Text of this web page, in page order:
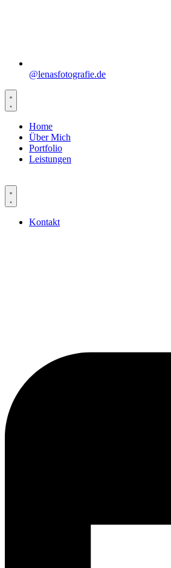
@lenasfotografie.de
Home
Über Mich
Portfolio
Leistungen
Kontakt